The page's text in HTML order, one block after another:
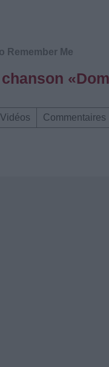
Remember Me
Vidéos Commentaires